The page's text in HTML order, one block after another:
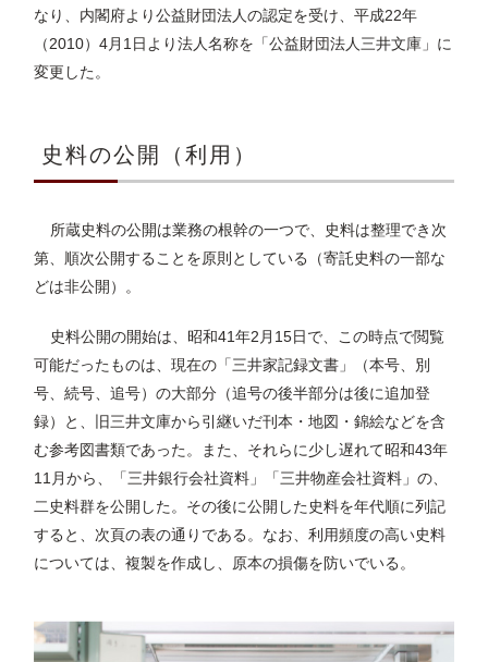
なり、内閣府より公益財団法人の認定を受け、平成22年
（2010）4月1日より法人名称を「公益財団法人三井文庫」に
変更した。
史料の公開（利用）
所蔵史料の公開は業務の根幹の一つで、史料は整理でき次
第、順次公開することを原則としている（寄託史料の一部な
どは非公開）。
史料公開の開始は、昭和41年2月15日で、この時点で閲覧
可能だったものは、現在の「三井家記録文書」（本号、別
号、続号、追号）の大部分（追号の後半部分は後に追加登
録）と、旧三井文庫から引継いだ刊本・地図・錦絵などを含
む参考図書類であった。また、それらに少し遅れて昭和43年
11月から、「三井銀行会社資料」「三井物産会社資料」の、
二史料群を公開した。その後に公開した史料を年代順に列記
すると、次頁の表の通りである。なお、利用頻度の高い史料
については、複製を作成し、原本の損傷を防いでいる。